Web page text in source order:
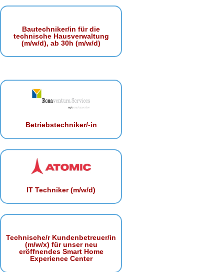
Bautechniker/in für die
technische Hausverwaltung
(m/w/d), ab 30h (m/w/d)
Betriebstechniker/-in
IT Techniker (m/w/d)
Technische/r Kundenbetreuer/in
(m/w/x) für unser neu
eröffnendes Smart Home
Experience Center